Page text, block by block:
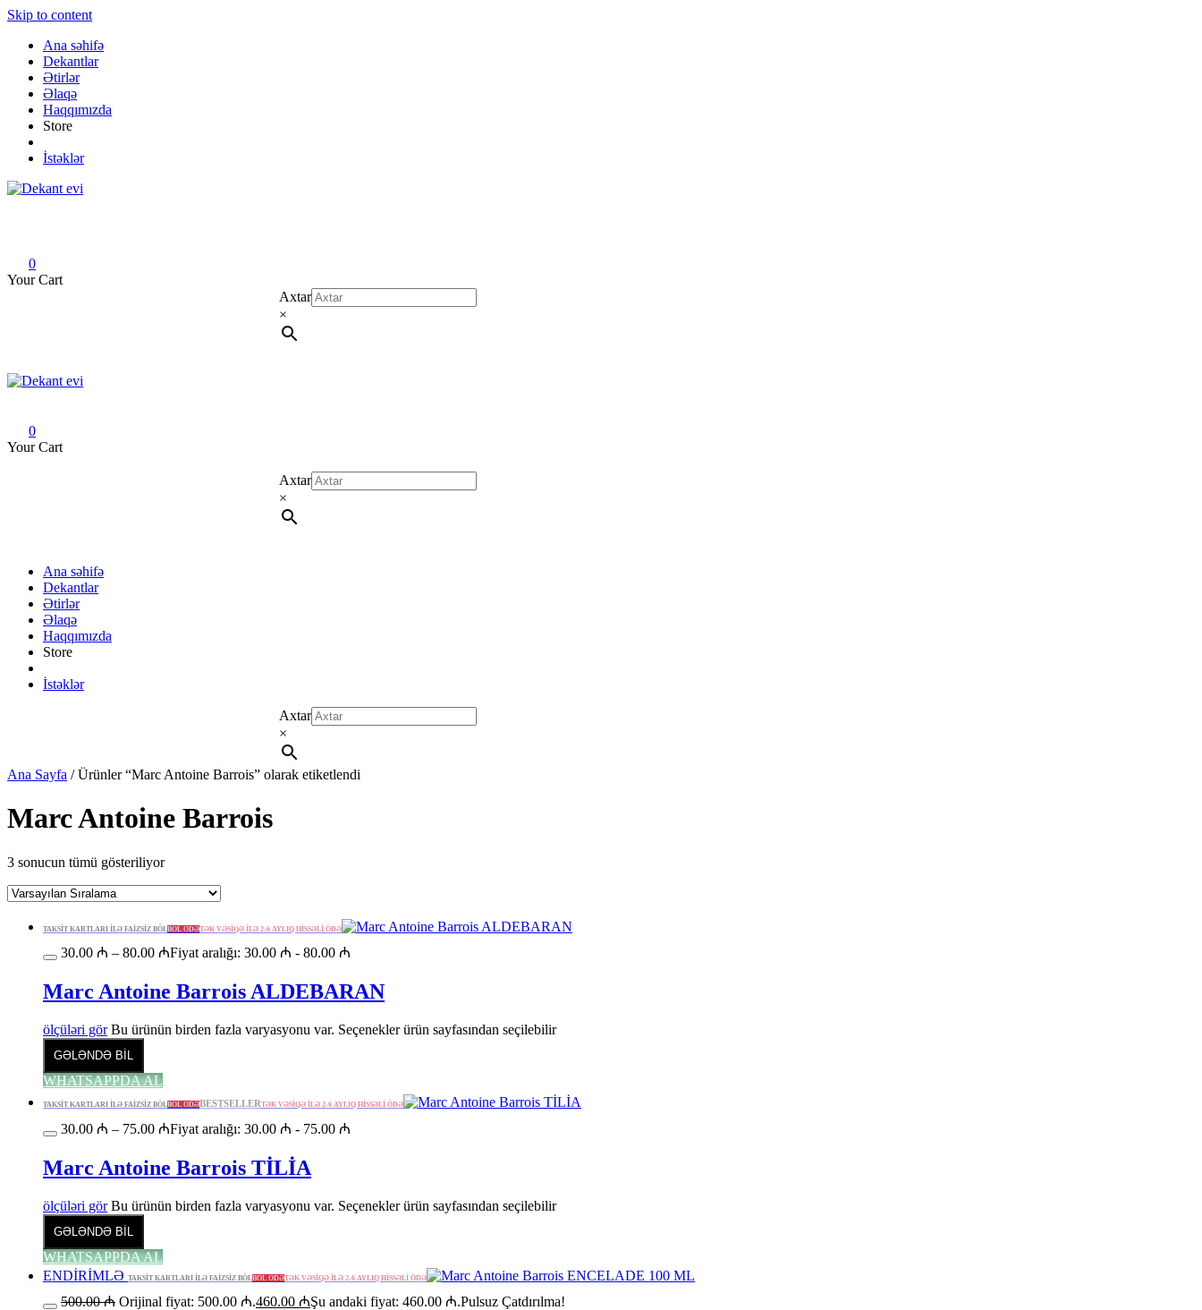
Skip to content
Ana səhifə
Dekantlar
Ətirlər
Əlaqə
Haqqımızda
Store
İstəklər
0
Your Cart
Axtar
×
0
Your Cart
Axtar
×
Ana səhifə
Dekantlar
Ətirlər
Əlaqə
Haqqımızda
Store
İstəklər
Axtar
×
Ana Sayfa / Ürünler “Marc Antoine Barrois” olarak etiketlendi
Marc Antoine Barrois
3 sonucun tümü gösteriliyor
TAKSİT KARTLARI İLƏ FAİZSİZ BÖLBÖL ÖDƏTƏK VƏSİQƏ İLƏ 2-6 AYLIQ HİSSƏLİ ÖDƏ
30.00 ₼ – 80.00 ₼Fiyat aralığı: 30.00 ₼ - 80.00 ₼
Marc Antoine Barrois ALDEBARAN
ölçüləri gör Bu ürünün birden fazla varyasyonu var. Seçenekler ürün sayfasından seçilebilir
GƏLƏNDƏ BİL
WHATSAPPDA AL
TAKSİT KARTLARI İLƏ FAİZSİZ BÖLBÖL ÖDƏBESTSELLERTƏK VƏSİQƏ İLƏ 2-6 AYLIQ HİSSƏLİ ÖDƏ
30.00 ₼ – 75.00 ₼Fiyat aralığı: 30.00 ₼ - 75.00 ₼
Marc Antoine Barrois TİLİA
ölçüləri gör Bu ürünün birden fazla varyasyonu var. Seçenekler ürün sayfasından seçilebilir
GƏLƏNDƏ BİL
WHATSAPPDA AL
ENDİRİMLƏ TAKSİT KARTLARI İLƏ FAİZSİZ BÖLBÖL ÖDƏTƏK VƏSİQƏ İLƏ 2-6 AYLIQ HİSSƏLİ ÖDƏ
500.00₼ Orijinal fiyat: 500.00 ₼.460.00 ₼Şu andaki fiyat: 460.00 ₼.Pulsuz Çatdırılma!